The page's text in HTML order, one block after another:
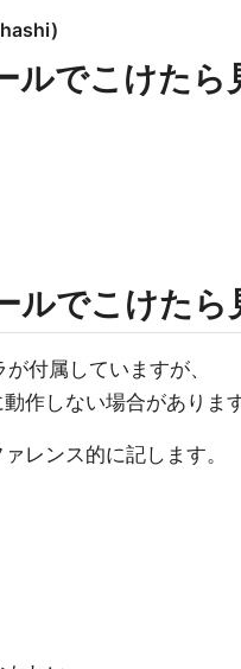
)
ルでこけたら
ルでこけたら
付属していますが、
作しない場合があります
レンス的に記します。